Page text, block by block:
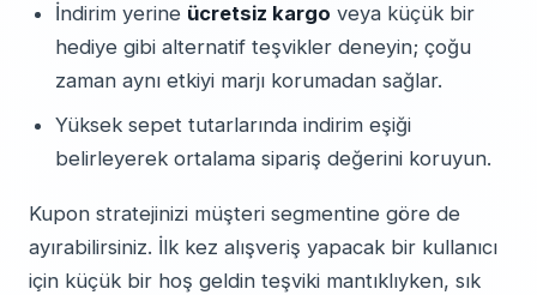
İndirim yerine ücretsiz kargo veya küçük bir
hediye gibi alternatif teşvikler deneyin; çoğu
zaman aynı etkiyi marjı korumadan sağlar.
Yüksek sepet tutarlarında indirim eşiği
belirleyerek ortalama sipariş değerini koruyun.
Kupon stratejinizi müşteri segmentine göre de
ayırabilirsiniz. İlk kez alışveriş yapacak bir kullanıcı
için küçük bir hoş geldin teşviki mantıklıyken, sık